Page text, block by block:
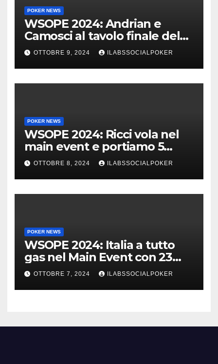
POKER NEWS
WSOPE 2024: Andrian e
Camosci al tavolo finale del
Main, vai Italia!!!
OTTOBRE 9, 2024 ILABSSOCIALPOKER
POKER NEWS
WSOPE 2024: Ricci vola nel
main event e portiamo 5
azzurri al day 4
OTTOBRE 8, 2024 ILABSSOCIALPOKER
POKER NEWS
WSOPE 2024: Italia a tutto
gas nel Main Event con 23
azzurri al day 3
OTTOBRE 7, 2024 ILABSSOCIALPOKER